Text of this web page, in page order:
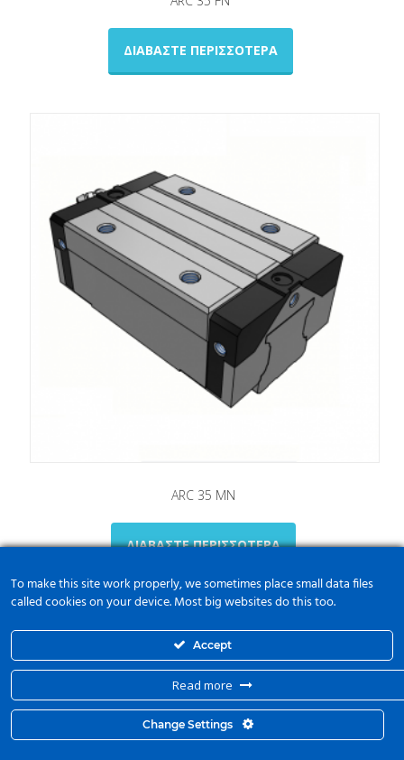
ΔΙΑΒΆΣΤΕ ΠΕΡΙΣΣΌΤΕΡΑ
ARC 35 ΜN
ΔΙΑΒΆΣΤΕ ΠΕΡΙΣΣΌΤΕΡΑ
To make this site work properly, we sometimes place small data files
called cookies on your device. Most big websites do this too.
Accept
Read more
Change Settings